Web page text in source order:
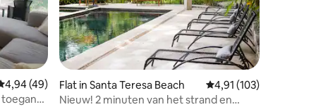
beoordeling van 4,94 op 5, 49 recensies
4,94 (49)
Flat in Santa Teresa Beach Gemiddelde
4,91 (103)
Nieuw! 2 minuten van het strand en